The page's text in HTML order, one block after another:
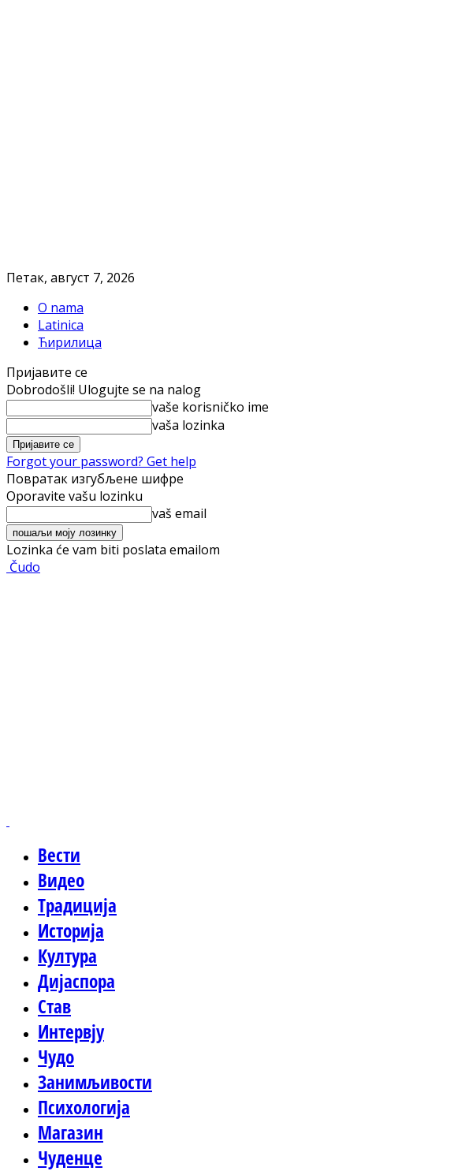
Петак, август 7, 2026
O nama
Latinica
Ћирилица
Пријавите се
Dobrodošli! Ulogujte se na nalog
vaše korisničko ime
vaša lozinka
Forgot your password? Get help
Повратак изгубљене шифре
Oporavite vašu lozinku
vaš email
Lozinka će vam biti poslata emailom
Čudo
Вести
Видео
Традиција
Историја
Култура
Дијаспора
Став
Интервју
Чудо
Занимљивости
Психологија
Магазин
Чуденце